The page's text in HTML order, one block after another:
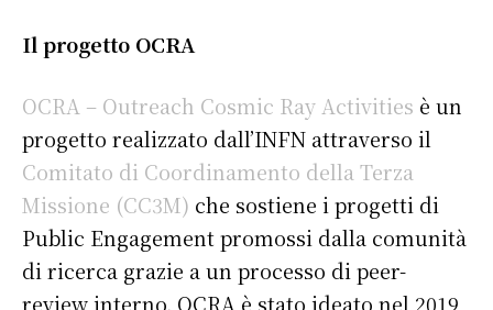
Il progetto OCRA
OCRA – Outreach Cosmic Ray Activities è un
progetto realizzato dall’INFN attraverso il
Comitato di Coordinamento della Terza
Missione (CC3M) che sostiene i progetti di
Public Engagement promossi dalla comunità
di ricerca grazie a un processo di peer-
review interno. OCRA è stato ideato nel 2019